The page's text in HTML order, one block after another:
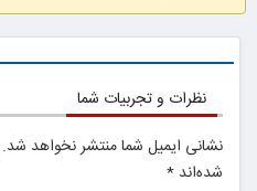
نظرات و تجربیات شما
نشانی ایمیل شما منتشر نخواهد شد.
شده‌اند *